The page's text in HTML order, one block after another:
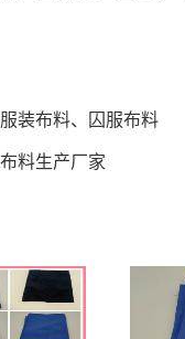
装布料、囚服布料
料生产厂家